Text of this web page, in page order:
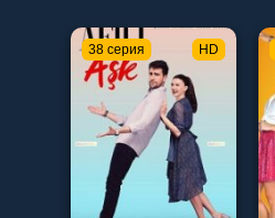
38 серия HD